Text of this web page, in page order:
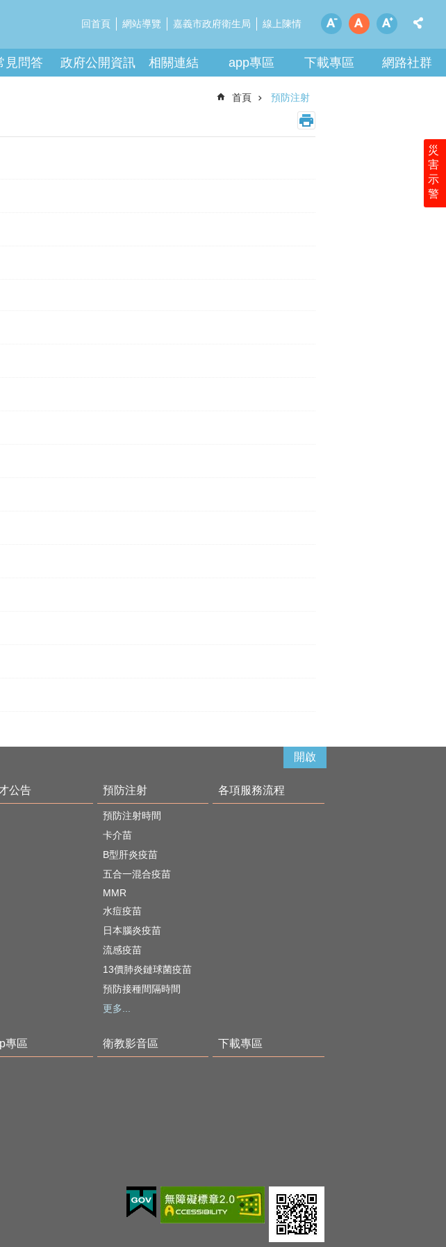
回首頁 網站導覽 嘉義市政府衛生局 線上陳情
災
害
示
警
見問答 政府公開資訊 相關連結 app專區 下載專區 網路社群
首頁 預防注射
開啟
公告 預防注射
預防注射時間
卡介苗
B型肝炎疫苗
五合一混合疫苗
MMR
水痘疫苗
日本腦炎疫苗
流感疫苗
13價肺炎鏈球菌疫苗
預防接種間隔時間
更多...
各項服務流程
專區 衛教影音區 下載專區